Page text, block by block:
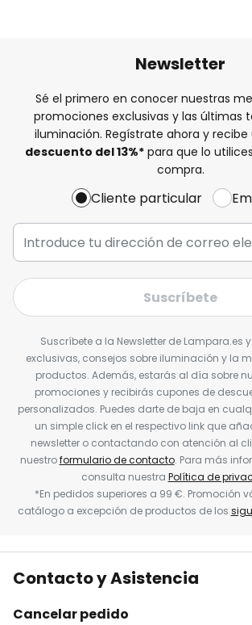
Newsletter
Sé el primero en conocer nuestras
promociones exclusivas y las últimas
iluminación. Regístrate ahora y recibe
descuento del13%* para que lo
compra.
Cliente particular
Suscríbete
Suscríbete a la Newsletter de Lampara.es
exclusivas, consejos sobre iluminación y la
productos. Además, estarás al día sobre
promociones y recibirás cupones de
personalizados. Puedes darte de baja en
un simple click en el respectivo link que
newsletter o contactando con atención al
nuestroformulario de contacto. Para más
consulta nuestra Política de
*En pedidos superiores a 99 €. Promoción
catálogo a excepción de productos de los
Contacto y Asistencia
Cancelar pedido